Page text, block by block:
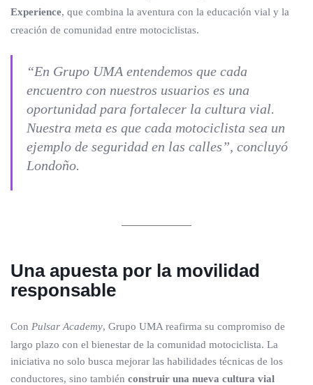
Experience, que combina la aventura con la educación vial y la
creación de comunidad entre motociclistas.
“En Grupo UMA entendemos que cada
encuentro con nuestros usuarios es una
oportunidad para fortalecer la cultura vial.
Nuestra meta es que cada motociclista sea un
ejemplo de seguridad en las calles”, concluyó
Londoño.
Una apuesta por la movilidad
responsable
Con Pulsar Academy, Grupo UMA reafirma su compromiso de
largo plazo con el bienestar de la comunidad motociclista. La
iniciativa no solo busca mejorar las habilidades técnicas de los
conductores, sino también construir una nueva cultura vial